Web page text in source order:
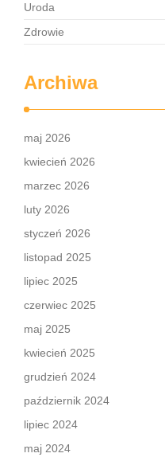
Uroda
Zdrowie
Archiwa
maj 2026
kwiecień 2026
marzec 2026
luty 2026
styczeń 2026
listopad 2025
lipiec 2025
czerwiec 2025
maj 2025
kwiecień 2025
grudzień 2024
październik 2024
lipiec 2024
maj 2024